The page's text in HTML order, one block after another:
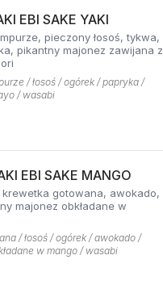
EBI SAKE YAKI
pieczony łosoś, tykwa,
pikantny majonez zawijana z
/ łosoś / ogórek / papryka /
/ wasabi
EBI SAKE MANGO
krewetka gotowana, awokado,
majonez obkładane w
/ łosoś / ogórek / awokado /
w mango / wasabi